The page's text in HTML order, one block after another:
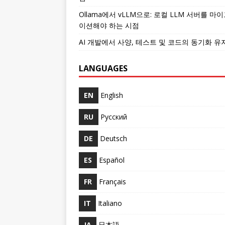
Ollama에서 vLLM으로: 로컬 LLM 서버를 마
이션해야 하는 시점
AI 개발에서 사양, 테스트 및 코드의 동기화 유
LANGUAGES
EN English
RU Русский
DE Deutsch
ES Español
FR Français
IT Italiano